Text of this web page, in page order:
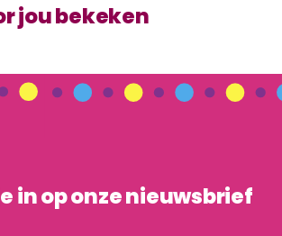
jou bekeken
in op onze nieuwsbrief